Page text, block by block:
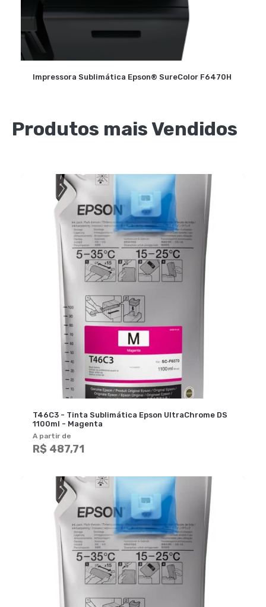
Impressora Sublimática Epson® SureColor F6470H
Produtos mais Vendidos
T46C3 - Tinta Sublimática Epson UltraChrome DS
1100ml - Magenta
A partir de
R$ 487,71